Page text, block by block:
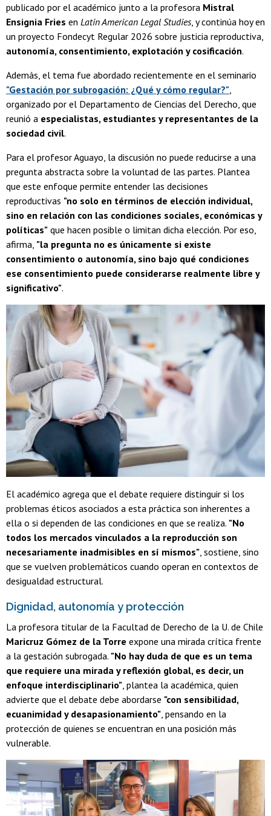
publicado por el académico junto a la profesora Mistral
Ensignia Fries en Latin American Legal Studies, y continúa hoy en
un proyecto Fondecyt Regular 2026 sobre justicia reproductiva,
autonomía, consentimiento, explotación y cosificación.
Además, el tema fue abordado recientemente en el seminario
"Gestación por subrogación: ¿Qué y cómo regular?",
organizado por el Departamento de Ciencias del Derecho, que
reunió a especialistas, estudiantes y representantes de la
sociedad civil.
Para el profesor Aguayo, la discusión no puede reducirse a una
pregunta abstracta sobre la voluntad de las partes. Plantea
que este enfoque permite entender las decisiones
reproductivas "no solo en términos de elección individual,
sino en relación con las condiciones sociales, económicas y
políticas" que hacen posible o limitan dicha elección. Por eso,
afirma, "la pregunta no es únicamente si existe
consentimiento o autonomía, sino bajo qué condiciones
ese consentimiento puede considerarse realmente libre y
significativo".
El académico agrega que el debate requiere distinguir si los
problemas éticos asociados a esta práctica son inherentes a
ella o si dependen de las condiciones en que se realiza. "No
todos los mercados vinculados a la reproducción son
necesariamente inadmisibles en sí mismos" , sostiene, sino
que se vuelven problemáticos cuando operan en contextos de
desigualdad estructural.
Dignidad, autonomía y protección
La profesora titular de la Facultad de Derecho de la U. de Chile
Maricruz Gómez de la Torre expone una mirada crítica frente
a la gestación subrogada. "No hay duda de que es un tema
que requiere una mirada y reflexión global, es decir, un
enfoque interdisciplinario" , plantea la académica, quien
advierte que el debate debe abordarse "con sensibilidad,
ecuanimidad y desapasionamiento" , pensando en la
protección de quienes se encuentran en una posición más
vulnerable.